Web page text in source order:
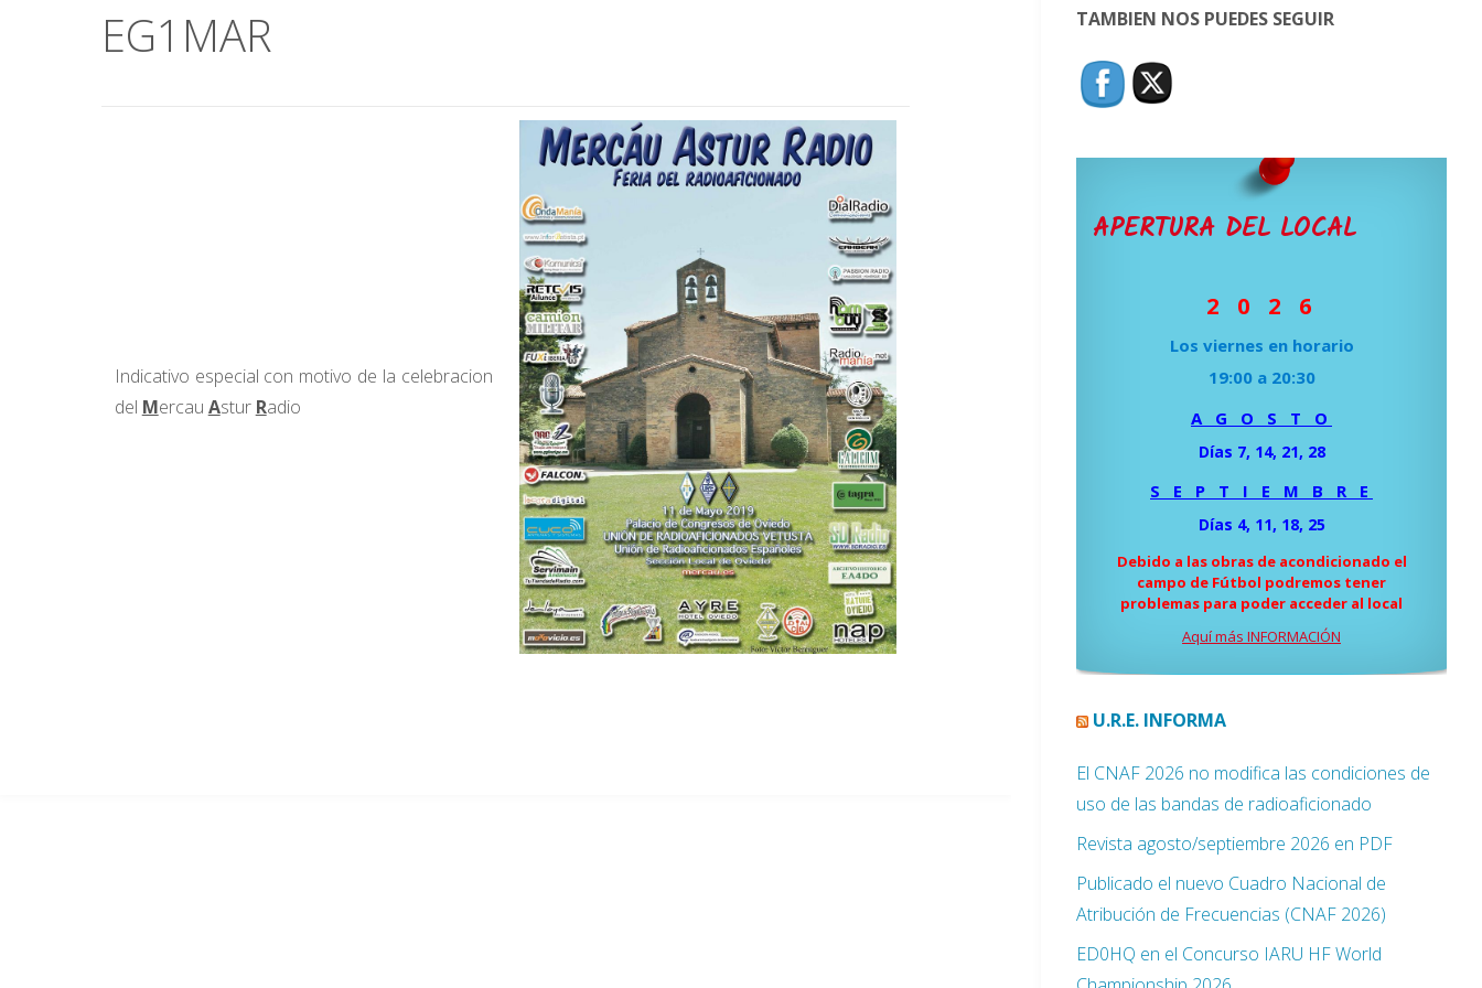
EG1MAR
Indicativo especial con motivo de la celebracion
del Mercau Astur Radio
TAMBIEN NOS PUEDES SEGUIR
APERTURA DEL LOCAL
2 0 2 6
Los viernes en horario
19:00 a 20:30
A G O S T O
Días 7, 14, 21, 28
S E P T I E M B R E
Días 4, 11, 18, 25
Debido a las obras de acondicionado el
campo de Fútbol podremos tener
problemas para poder acceder al local
Aquí más INFORMACIÓN
U.R.E. INFORMA
El CNAF 2026 no modifica las condiciones de
uso de las bandas de radioaficionado
Revista agosto/septiembre 2026 en PDF
Publicado el nuevo Cuadro Nacional de
Atribución de Frecuencias (CNAF 2026)
ED0HQ en el Concurso IARU HF World